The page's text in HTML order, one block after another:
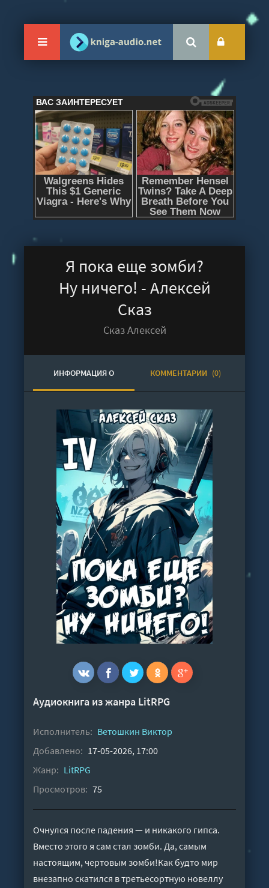
Я пока еще зомби?
Ну ничего! - Алексей
Сказ
Сказ Алексей
ИНФОРМАЦИЯ О
АУДИОКНИГЕ
КОММЕНТАРИИ (0)
Аудиокнига из жанра LitRPG
Исполнитель: Ветошкин Виктор
Добавлено: 17-05-2026, 17:00
Жанр: LitRPG
Просмотров: 75
Очнулся после падения — и никакого гипса.
Вместо этого я сам стал зомби. Да, самым
настоящим, чертовым зомби!Как будто мир
внезапно скатился в третьесортную новеллу